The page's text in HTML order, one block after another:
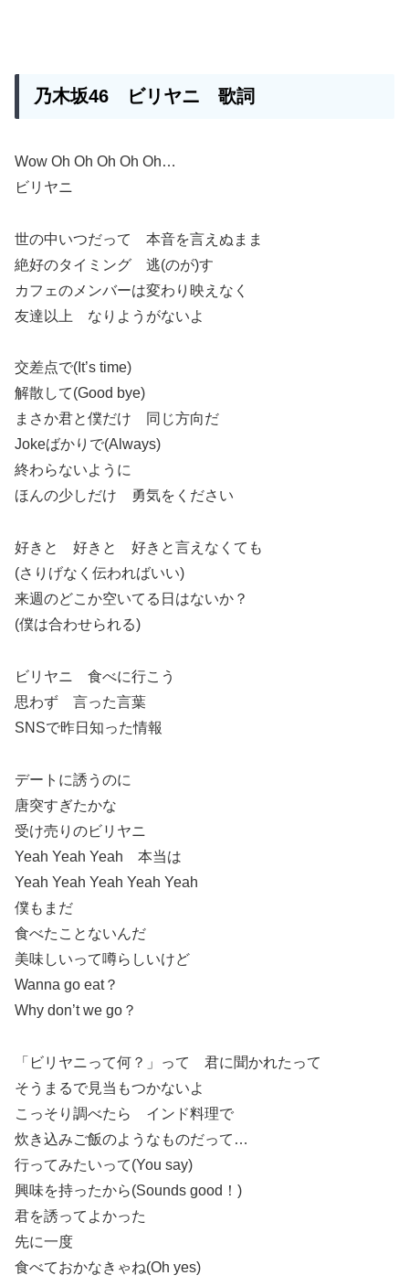
乃木坂46 ビリヤニ 歌詞
Wow Oh Oh Oh Oh Oh…
ビリヤニ
世の中いつだって 本音を言えぬまま
絶好のタイミング 逃(のが)す
カフェのメンバーは変わり映えなく
友達以上 なりようがないよ
交差点で(It’s time)
解散して(Good bye)
まさか君と僕だけ 同じ方向だ
Jokeばかりで(Always)
終わらないように
ほんの少しだけ 勇気をください
好きと 好きと 好きと言えなくても
(さりげなく伝わればいい)
来週のどこか空いてる日はないか？
(僕は合わせられる)
ビリヤニ 食べに行こう
思わず 言った言葉
SNSで昨日知った情報
デートに誘うのに
唐突すぎたかな
受け売りのビリヤニ
Yeah Yeah Yeah 本当は
Yeah Yeah Yeah Yeah Yeah
僕もまだ
食べたことないんだ
美味しいって噂らしいけど
Wanna go eat？
Why don’t we go？
「ビリヤニって何？」って 君に聞かれたって
そうまるで見当もつかないよ
こっそり調べたら インド料理で
炊き込みご飯のようなものだって…
行ってみたいって(You say)
興味を持ったから(Sounds good！)
君を誘ってよかった
先に一度
食べておかなきゃね(Oh yes)